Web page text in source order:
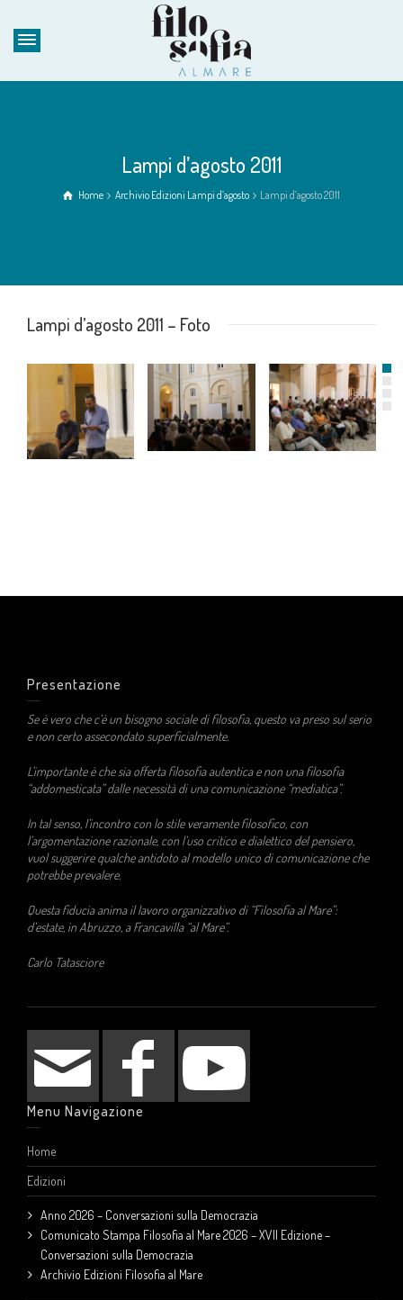
Lampi d’agosto 2011
Home Archivio Edizioni Lampi d’agosto Lampi d’agosto 2011
Lampi d’agosto 2011 – Foto
Presentazione
Se è vero che c’è un bisogno sociale di filosofia, questo va preso sul serio
e non certo assecondato superficialmente.
L’importante è che sia offerta filosofia autentica e non una filosofia
“addomesticata” dalle necessità di una comunicazione “mediatica”.
In tal senso, l’incontro con lo stile veramente filosofico, con
l’argomentazione razionale, con l’uso critico e dialettico del pensiero,
vuol suggerire qualche antidoto al modello unico di comunicazione che
potrebbe prevalere.
Questa fiducia anima il lavoro organizzativo di “Filosofia al Mare”:
d’estate, in Abruzzo, a Francavilla “al Mare”.
Carlo Tatasciore
Menu Navigazione
Home
Edizioni
Anno 2026 – Conversazioni sulla Democrazia
Comunicato Stampa Filosofia al Mare 2026 – XVII Edizione –
Conversazioni sulla Democrazia
Archivio Edizioni Filosofia al Mare